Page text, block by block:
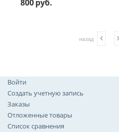
800руб.
назад
Войти
Создать учетную запись
Заказы
Отложенные товары
Список сравнения